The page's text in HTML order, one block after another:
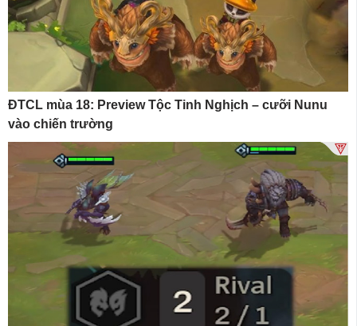
ĐTCL mùa 18: Preview Tộc Tinh Nghịch – cưỡi Nunu
vào chiến trường